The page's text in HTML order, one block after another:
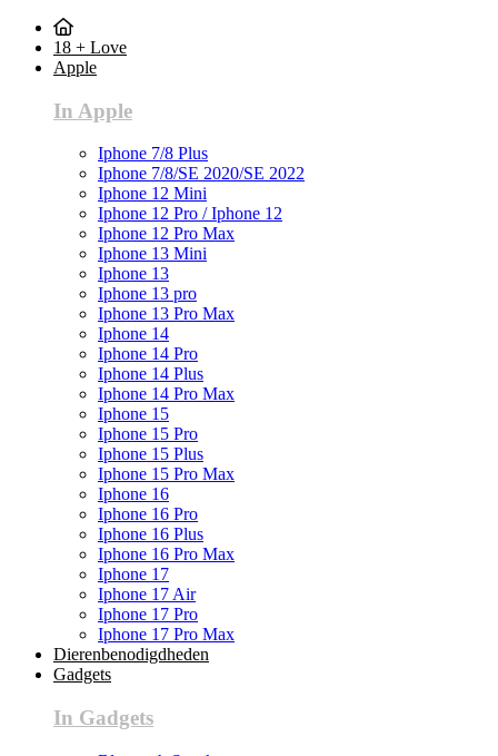
18 + Love
Apple
In Apple
Iphone 7/8 Plus
Iphone 7/8/SE 2020/SE 2022
Iphone 12 Mini
Iphone 12 Pro / Iphone 12
Iphone 12 Pro Max
Iphone 13 Mini
Iphone 13
Iphone 13 pro
Iphone 13 Pro Max
Iphone 14
Iphone 14 Pro
Iphone 14 Plus
Iphone 14 Pro Max
Iphone 15
Iphone 15 Pro
Iphone 15 Plus
Iphone 15 Pro Max
Iphone 16
Iphone 16 Pro
Iphone 16 Plus
Iphone 16 Pro Max
Iphone 17
Iphone 17 Air
Iphone 17 Pro
Iphone 17 Pro Max
Dierenbenodigdheden
Gadgets
In Gadgets